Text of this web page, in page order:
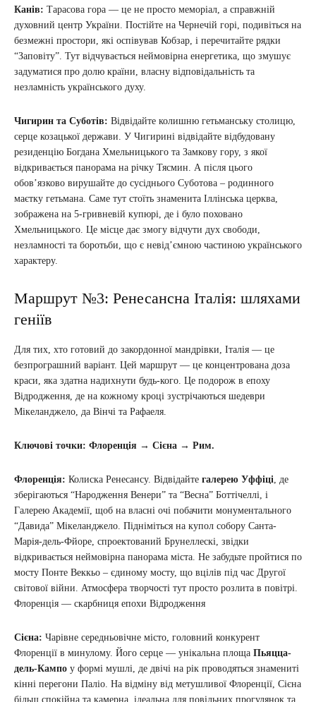
Канів: Тарасова гора — це не просто меморіал, а справжній
духовний центр України. Постійте на Чернечій горі, подивіться на
безмежні простори, які оспівував Кобзар, і перечитайте рядки
“Заповіту”. Тут відчувається неймовірна енергетика, що змушує
задуматися про долю країни, власну відповідальність та
незламність українського духу.
Чигирин та Суботів: Відвідайте колишню гетьманську столицю,
серце козацької держави. У Чигирині відвідайте відбудовану
резиденцію Богдана Хмельницького та Замкову гору, з якої
відкривається панорама на річку Тясмин. А після цього
обов’язково вирушайте до сусіднього Суботова – родинного
маєтку гетьмана. Саме тут стоїть знаменита Іллінська церква,
зображена на 5-гривневій купюрі, де і було поховано
Хмельницького. Це місце дає змогу відчути дух свободи,
незламності та боротьби, що є невід’ємною частиною українського
характеру.
Маршрут №3: Ренесансна Італія: шляхами
геніїв
Для тих, хто готовий до закордонної мандрівки, Італія — це
безпрограшний варіант. Цей маршрут — це концентрована доза
краси, яка здатна надихнути будь-кого. Це подорож в епоху
Відродження, де на кожному кроці зустрічаються шедеври
Мікеланджело, да Вінчі та Рафаеля.
Ключові точки: Флоренція → Сієна → Рим.
Флоренція: Колиска Ренесансу. Відвідайте галерею Уффіці, де
зберігаються “Народження Венери” та “Весна” Боттічеллі, і
Галерею Академії, щоб на власні очі побачити монументального
“Давида” Мікеланджело. Підніміться на купол собору Санта-
Марія-дель-Фйоре, спроектований Брунеллескі, звідки
відкривається неймовірна панорама міста. Не забудьте пройтися по
мосту Понте Веккьо – єдиному мосту, що вцілів під час Другої
світової війни. Атмосфера творчості тут просто розлита в повітрі.
Флоренція — скарбниця епохи Відродження
Сієна: Чарівне середньовічне місто, головний конкурент
Флоренції в минулому. Його серце — унікальна площа Пьяцца-
дель-Кампо у формі мушлі, де двічі на рік проводяться знамениті
кінні перегони Паліо. На відміну від метушливої Флоренції, Сієна
більш спокійна та камерна, ідеальна для повільних прогулянок та